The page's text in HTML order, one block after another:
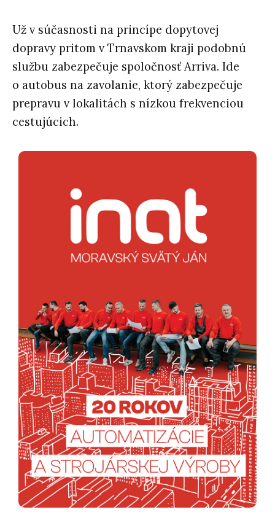
Už v súčasnosti na princípe dopytovej
dopravy pritom v Trnavskom kraji podobnú
službu zabezpečuje spoločnosť Arriva. Ide
o autobus na zavolanie, ktorý zabezpečuje
prepravu v lokalitách s nízkou frekvenciou
cestujúcich.